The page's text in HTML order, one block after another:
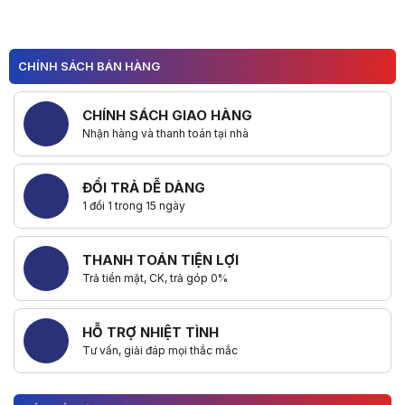
CHÍNH SÁCH BÁN HÀNG
CHÍNH SÁCH GIAO HÀNG
Nhận hàng và thanh toán tại nhà
ĐỔI TRẢ DỄ DÀNG
1 đổi 1 trong 15 ngày
THANH TOÁN TIỆN LỢI
Trả tiền mặt, CK, trả góp 0%
HỖ TRỢ NHIỆT TÌNH
Tư vấn, giải đáp mọi thắc mắc